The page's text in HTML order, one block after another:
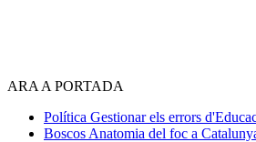
ARA A PORTADA
Política Gestionar els errors
Boscos Anatomia del foc a